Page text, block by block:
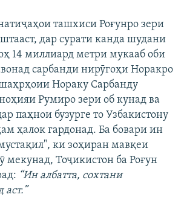
ташхиси Роғунро зери
дар сурати канда шудани
14 миллиард метри мукааб оби
сарбанди нирӯгоҳи Норакро
Нораку Сарбанду
Румиро зери об кунад ва
паҳнои бузурге то Узбакистону
ҳалок гардонад. Ба бовари ин
ки зоҳиран мавқеи
мекунад, Тоҷикистон ба Роғун
“Ин албатта, сохтани
аст.”